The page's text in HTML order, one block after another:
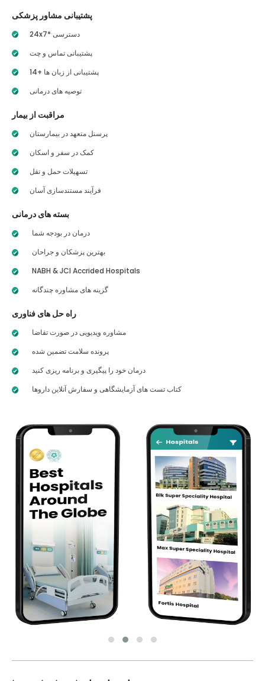
پشتیبانی مشاور پزشکی
24x7* دسترسی
پشتیبانی تماس و چت
14+ پشتیبانی از زبان ها
توصیه های درمانی
مراقبت از بیمار
پرسنل متعهد در بیمارستان
کمک در سفر و اسکان
تسهیلات حمل و نقل
فرآیند مستندسازی آسان
بسته های درمانی
درمان در بودجه شما
بهترین پزشکان و جراحان
NABH & JCI Accrided Hospitals
گزینه های مشاوره چندگانه
راه حل های فناوری
مشاوره ویدیویی در صورت تقاضا
پرونده سلامت تضمین شده
درمان خود را پیگیری و برنامه ریزی کنید
کتاب تست های آزمایشگاهی و سفارش آنلاین داروها